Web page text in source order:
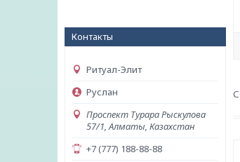
Контакты
Ритуал-Элит
Руслан
Проспект Турара Рыскулова
57/1, Алматы, Казахстан
+7 (777) 188-88-88